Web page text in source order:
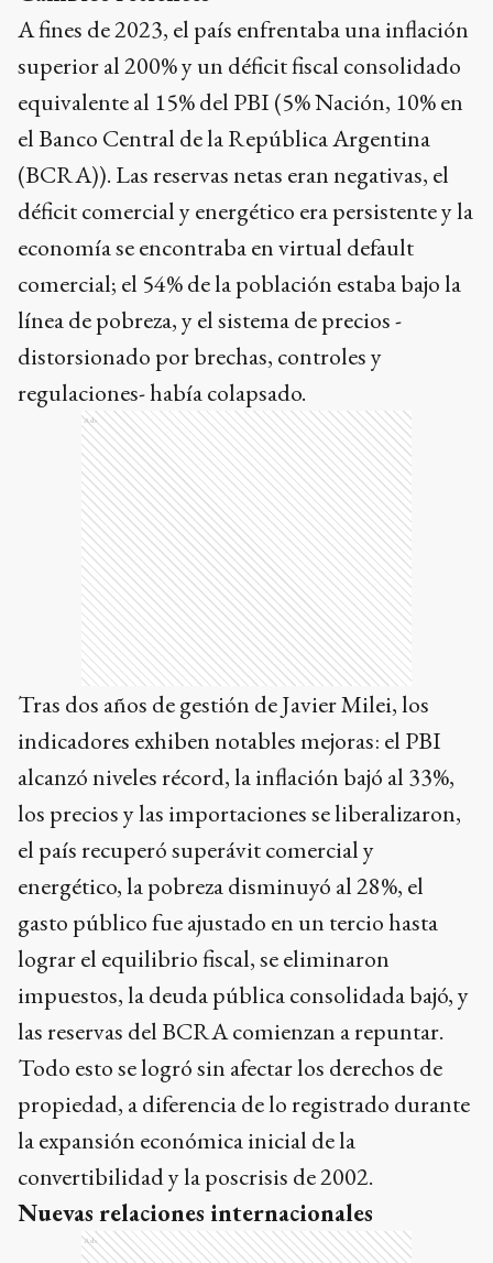
A fines de 2023, el país enfrentaba una inflación
superior al 200% y un déficit fiscal consolidado
equivalente al 15% del PBI (5% Nación, 10% en
el Banco Central de la República Argentina
(BCRA)). Las reservas netas eran negativas, el
déficit comercial y energético era persistente y la
economía se encontraba en virtual default
comercial; el 54% de la población estaba bajo la
línea de pobreza, y el sistema de precios -
distorsionado por brechas, controles y
regulaciones- había colapsado.
Ads
Tras dos años de gestión de Javier Milei, los
indicadores exhiben notables mejoras: el PBI
alcanzó niveles récord, la inflación bajó al 33%,
los precios y las importaciones se liberalizaron,
el país recuperó superávit comercial y
energético, la pobreza disminuyó al 28%, el
gasto público fue ajustado en un tercio hasta
lograr el equilibrio fiscal, se eliminaron
impuestos, la deuda pública consolidada bajó, y
las reservas del BCRA comienzan a repuntar.
Todo esto se logró sin afectar los derechos de
propiedad, a diferencia de lo registrado durante
la expansión económica inicial de la
convertibilidad y la poscrisis de 2002.
Nuevas relaciones internacionales
Ads